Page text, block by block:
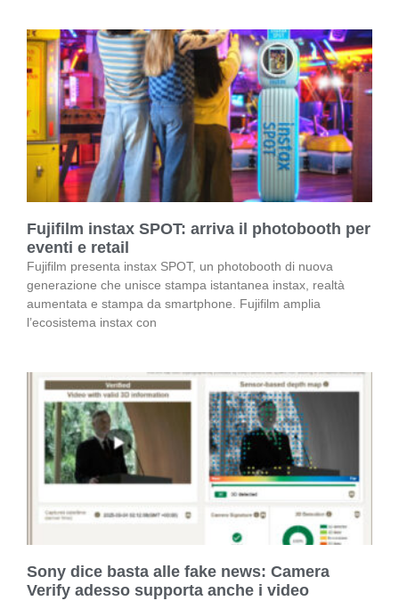
Fujifilm instax SPOT: arriva il photobooth per
eventi e retail
Fujifilm presenta instax SPOT, un photobooth di nuova
generazione che unisce stampa istantanea instax, realtà
aumentata e stampa da smartphone. Fujifilm amplia
l’ecosistema instax con
Sony dice basta alle fake news: Camera
Verify adesso supporta anche i video